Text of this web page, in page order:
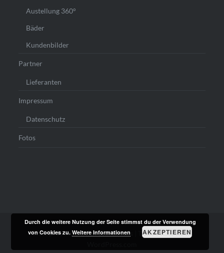
Austellung 360°
Bäder
Kundenbilder
Partner
Lieferanten
Impressum
Datenschutz
Fotos
Stolz präsentiert von WordPress
Theme: Dyad von
Durch die weitere Nutzung der Seite stimmst du der Verwendung
von Cookies zu.Weitere Informationen AKZEPTIEREN